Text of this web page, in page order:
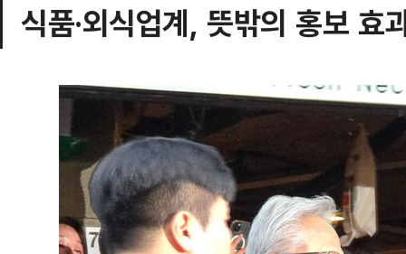
식품·외식업계, 뜻밖의 홍보 효